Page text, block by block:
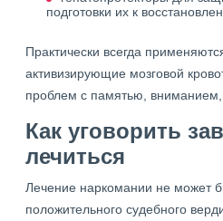
подготовки их к
Практически всегда
активизирующие мозговой
проблем с памятью,
Как уговорить
лечиться
Лечение наркомании не может
положительного судебного